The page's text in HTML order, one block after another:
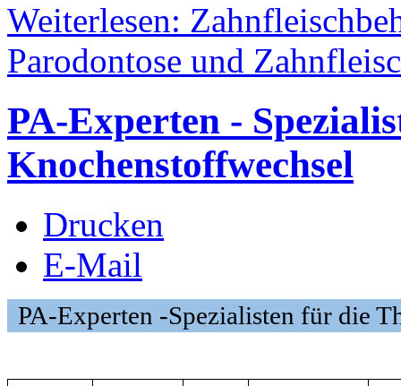
Weiterlesen:
Parodontose und
PA-Experten -
Knochenstoffwechsel
Drucken
E-Mail
PA-Experten -Spezialisten für die